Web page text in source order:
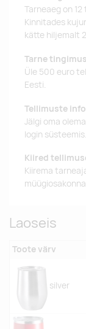
Tarneaeg on
Kinnitades
kätte hiljemalt
Tarne
Üle 500 euro
Eesti.
Tellimuste info
Jälgi oma
login
Kiired
Kiirema
Laoseis
Toote värv
silver